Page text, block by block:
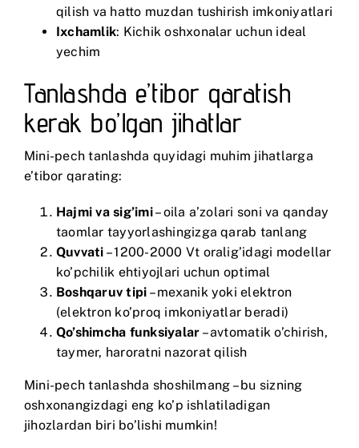
qilish va hatto muzdan tushirish imkoniyatlari
Ixchamlik: Kichik oshxonalar uchun ideal
yechim
Tanlashda e’tibor qaratish
kerak bo’lgan jihatlar
Mini-pech tanlashda quyidagi muhim jihatlarga
e’tibor qarating:
Hajmi va sig’imi– oila a’zolari soni va qanday
taomlar tayyorlashingizga qarab tanlang
Quvvati – 1200-2000 Vt oralig’idagi modellar
ko’pchilik ehtiyojlari uchun optimal
Boshqaruv tipi – mexanik yoki elektron
(elektron ko’proq imkoniyatlar beradi)
Qo’shimcha funksiyalar – avtomatik o’chirish,
taymer, haroratni nazorat qilish
Mini-pech tanlashda shoshilmang – bu sizning
oshxonangizdagi eng ko’p ishlatiladigan
jihozlardan biri bo’lishi mumkin!